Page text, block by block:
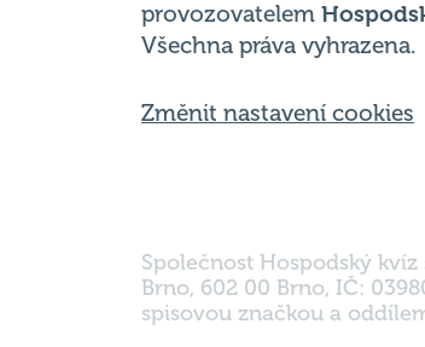
provozovatelem
Všechna práva vyhrazena.
Změnit nastavení cookies
Společnost Hospodský kvíz
Brno, 602 00 Brno, IČ:
spisovou značkou a